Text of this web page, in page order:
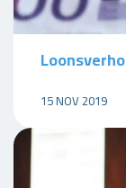
15 NOV 2019